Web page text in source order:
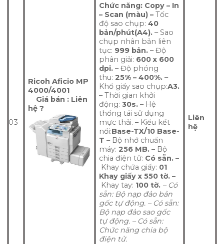
03
Ricoh Aficio MP
4000/4001
Giá bán : Liên
hệ ?
Chức năng: Copy – In
– Scan (màu) –Tốc
độ sao chụp:40
bản/phút(A4). – Sao
chụp nhân bản liên
tục: 999 bản. – Độ
phân giải: 600 x 600
dpi. – Độ phóng
thu:25% – 400%. –
Khổ giấy sao chụp:A3.
– Thời gian khởi
động:30s. – Hệ
thống tái sử dụng
mực thải. – Kiểu kết
nối:Base-TX/10 Base-
T – Bộ nhớ chuẩn
máy:256 MB. – Bộ
chia điện tử: Có sẵn. –
Khay chứa giấy: 01
Khay giấy x 550 tờ. –
Khay tay: 100 tờ. – Có
sẵn: Bộ nạp đảo bản
gốc tự động. – Có sẵn:
Bộ nạp đảo sao gốc
tự động. – Có sẵn:
Chức năng chia bộ
điện tử.
Liên
hệ